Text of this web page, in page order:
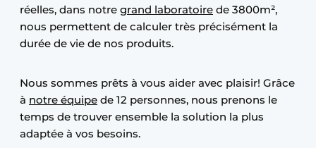
réelles, dans notre grand laboratoire de 3800m²,
nous permettent de calculer très précisément la
durée de vie de nos produits.
Nous sommes prêts à vous aider avec plaisir! Grâce
à notre équipe de 12 personnes, nous prenons le
temps de trouver ensemble la solution la plus
adaptée à vos besoins.